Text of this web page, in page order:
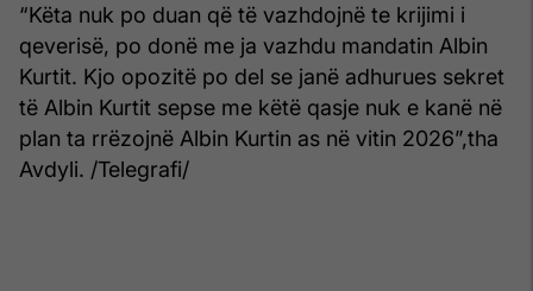
“Këta nuk po duan që të vazhdojnë te krijimi i
qeverisë, po donë me ja vazhdu mandatin Albin
Kurtit. Kjo opozitë po del se janë adhurues sekret
të Albin Kurtit sepse me këtë qasje nuk e kanë në
plan ta rrëzojnë Albin Kurtin as në vitin 2026”,tha
Avdyli. /Telegrafi/